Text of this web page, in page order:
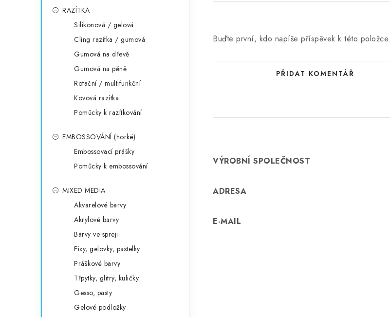
RAZÍTKA
Silikonová / gelová
Cling razítka / gumová
Gumová na dřevě
Gumová na pěně
Rotační / multifunkční
Kovová razítka
Pomůcky k razítkování
EMBOSSOVÁNÍ (horké)
Embossovací prášky
Pomůcky k embossování
MIXED MEDIA
Akvarelové barvy
Akrylové barvy
Barvy ve spreji
Fixy, gelovky, pastelky
Práškové barvy
Třpytky, glitry, kuličky
Gesso, pasty
Gelové podložky
Buďte první, kdo napíše příspěvek k této položce.
PŘIDAT KOMENTÁŘ
VÝROBNÍ SPOLEČNOST
ADRESA
E-MAIL